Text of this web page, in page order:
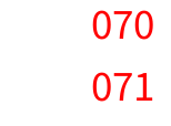
070
071